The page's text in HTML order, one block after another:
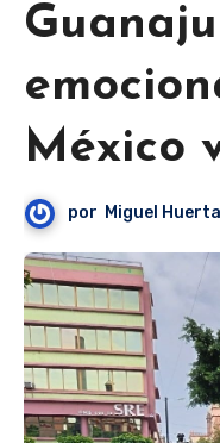
México
por Miguel Huerta